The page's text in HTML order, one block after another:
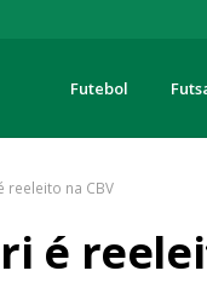
Futebol
reeleito na CBV
é